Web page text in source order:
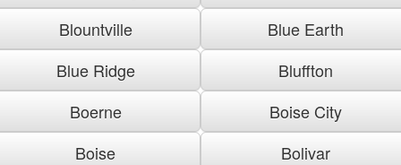
Blountville
Blue Earth
Blue Ridge
Bluffton
Boerne
Boise City
Boise
Bolivar